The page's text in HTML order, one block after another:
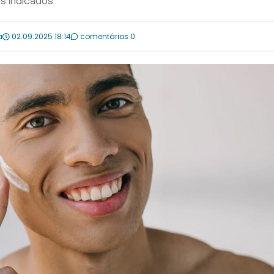
02.09.2025 18:14 comentários 0